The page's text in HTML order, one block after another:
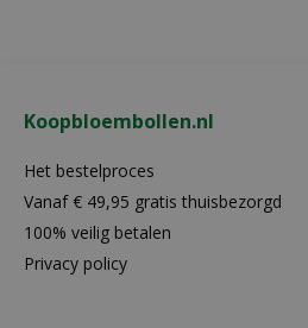
Koopbloembollen.nl
Het bestelproces
Vanaf € 49,95 gratis thuisbezorgd
100% veilig betalen
Privacy policy